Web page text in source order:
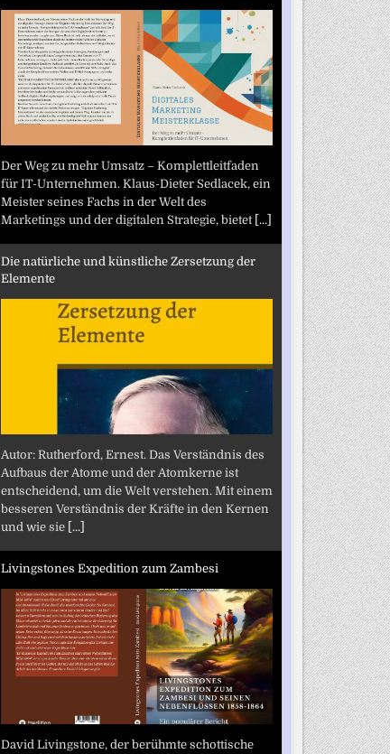
Der Weg zu mehr Umsatz – Komplettleitfaden
für IT-Unternehmen. Klaus-Dieter Sedlacek, ein
Meister seines Fachs in der Welt des
Marketings und der digitalen Strategie, bietet [...]
Die natürliche und künstliche Zersetzung der
Elemente
Autor: Rutherford, Ernest. Das Verständnis des
Aufbaus der Atome und der Atomkerne ist
entscheidend, um die Welt verstehen. Mit einem
besseren Verständnis der Kräfte in den Kernen
und wie sie [...]
Livingstones Expedition zum Zambesi
David Livingstone, der berühmte schottische